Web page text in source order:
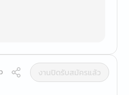
งานปิดรับสมัครแล้ว